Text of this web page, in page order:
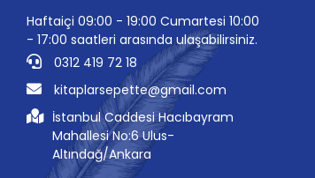
Haftaiçi 09:00 - 19:00 Cumartesi 10:00
- 17:00 saatleri arasında ulaşabilirsiniz.
0312 419 72 18
kitaplarsepette@gmail.com
İstanbul Caddesi Hacıbayram
Mahallesi No:6 Ulus-
Altındağ/Ankara